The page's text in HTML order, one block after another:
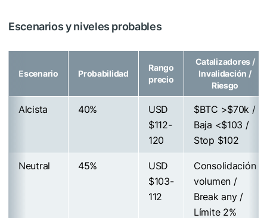
Escenarios y niveles probables
Escenario Probabilidad
Rango
precio
Catalizadores /
Invalidación /
Riesgo
Alcista 40%
USD
$112-
120
$BTC >$70k /
Baja <$103 /
Stop $102
Neutral 45%
USD
$103-
112
Consolidación
volumen /
Break any /
Límite 2%